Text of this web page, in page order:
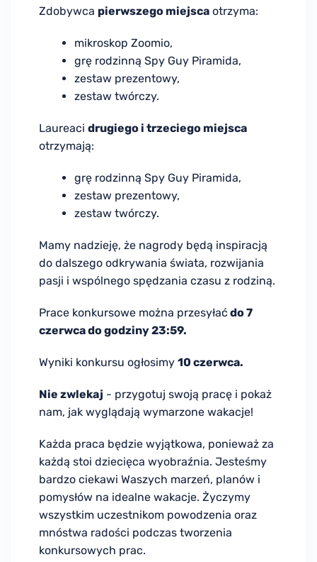
Zdobywca pierwszego miejsca otrzyma:
mikroskop Zoomio,
grę rodzinną Spy Guy Piramida,
zestaw prezentowy,
zestaw twórczy.
Laureaci drugiego i trzeciego miejsca
otrzymają:
grę rodzinną Spy Guy Piramida,
zestaw prezentowy,
zestaw twórczy.
Mamy nadzieję, że nagrody będą inspiracją
do dalszego odkrywania świata, rozwijania
pasji i wspólnego spędzania czasu z rodziną.
Prace konkursowe można przesyłać do 7
czerwca do godziny 23:59.
Wyniki konkursu ogłosimy 10 czerwca.
Nie zwlekaj - przygotuj swoją pracę i pokaż
nam, jak wyglądają wymarzone wakacje!
Każda praca będzie wyjątkowa, ponieważ za
każdą stoi dziecięca wyobraźnia. Jesteśmy
bardzo ciekawi Waszych marzeń, planów i
pomysłów na idealne wakacje. Życzymy
wszystkim uczestnikom powodzenia oraz
mnóstwa radości podczas tworzenia
konkursowych prac.